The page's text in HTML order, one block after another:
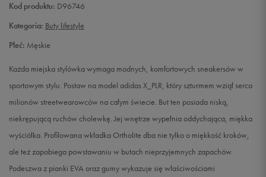
43 1/3 27,5 cm
44
44 2/3 28,5 cm Powiadom o dostępności
29 cm
Powiadom o dostępności
46 2/3 30 cm Powiadom o dostępności
Kod produktu: D96746
Kategoria: Buty lifestyle
Płeć: Męskie
Każda miejska stylówka wymaga modnych, komfortowych sneakersów w
sportowym stylu. Postaw na model adidas X_PLR, który szturmem wziął serca
milionów streetwearowców na całym świecie. But ten posiada niską,
niekrępującą ruchów cholewkę. Jej wnętrze wypełnia oddychająca, miękka
wyściółka. Profilowana wkładka Ortholite dba nie tylko o miękkość kroków,
ale też zapobiega powstawaniu w butach nieprzyjemnych zapachów.
Podeszwa z pianki EVA oraz gumy wykazuje się właściwościami